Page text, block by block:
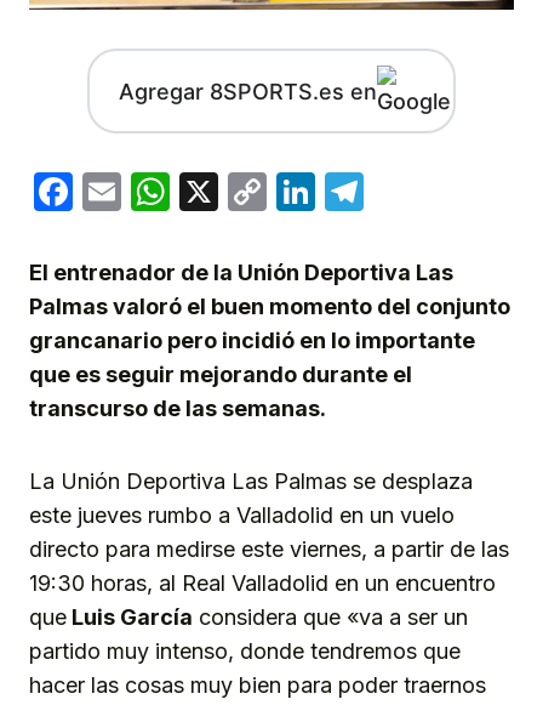
Agregar 8SPORTS.es en
Facebook
EmailWhatsApp
X
CopyLinkedIn
El entrenador de la Unión Deportiva Las
Palmas valoró el buen momento del conjunto
grancanario pero incidió en lo importante
que es seguir mejorando durante el
transcurso de las semanas.
La Unión Deportiva Las Palmas se desplaza
este jueves rumbo a Valladolid en un vuelo
directo para medirse este viernes, a partir de las
19:30 horas, al Real Valladolid en un encuentro
que Luis García considera que «va a ser un
partido muy intenso, donde tendremos que
hacer las cosas muy bien para poder traernos